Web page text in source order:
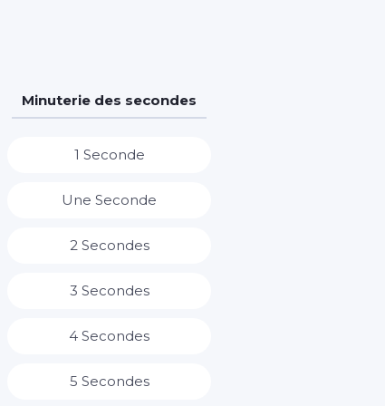
Minuterie des secondes
1 Seconde
Une Seconde
2 Secondes
3 Secondes
4 Secondes
5 Secondes